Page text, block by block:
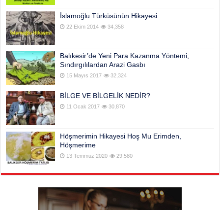
İslamoğlu Türküsünün Hikayesi
22 Ekim 2014 34,358
Balıkesir’de Yeni Para Kazanma Yöntemi;
Sındırgılılardan Arazi Gasbı
15 Mayıs 2017 32,324
BİLGE VE BİLGELİK NEDİR?
11 Ocak 2017 30,870
Höşmerimin Hikayesi Hoş Mu Erimden,
Höşmerime
13 Temmuz 2020 29,580